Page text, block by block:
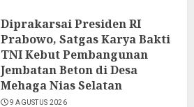
Diprakarsai Presiden RI
Prabowo, Satgas Karya Bakti
TNI Kebut Pembangunan
Jembatan Beton di Desa
Mehaga Nias Selatan
9 AGUSTUS 2026